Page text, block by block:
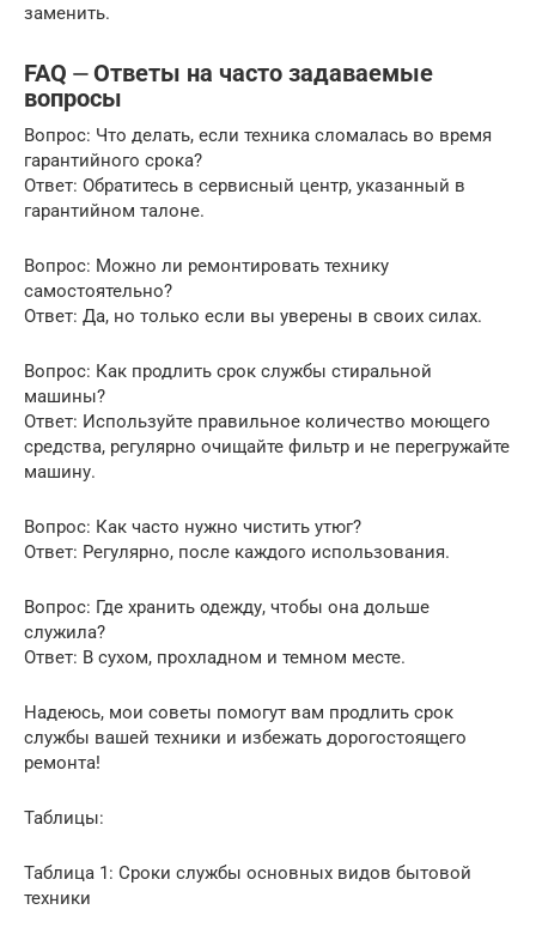
заменить.
FAQ ⏤ Ответы на часто задаваемые
вопросы
Вопрос: Что делать, если техника сломалась во время
гарантийного срока?
Ответ: Обратитесь в сервисный центр, указанный в
гарантийном талоне.
Вопрос: Можно ли ремонтировать технику
самостоятельно?
Ответ: Да, но только если вы уверены в своих силах.
Вопрос: Как продлить срок службы стиральной
машины?
Ответ: Используйте правильное количество моющего
средства, регулярно очищайте фильтр и не перегружайте
машину.
Вопрос: Как часто нужно чистить утюг?
Ответ: Регулярно, после каждого использования.
Вопрос: Где хранить одежду, чтобы она дольше
служила?
Ответ: В сухом, прохладном и темном месте.
Надеюсь, мои советы помогут вам продлить срок
службы вашей техники и избежать дорогостоящего
ремонта!
Таблицы:
Таблица 1: Сроки службы основных видов бытовой
техники